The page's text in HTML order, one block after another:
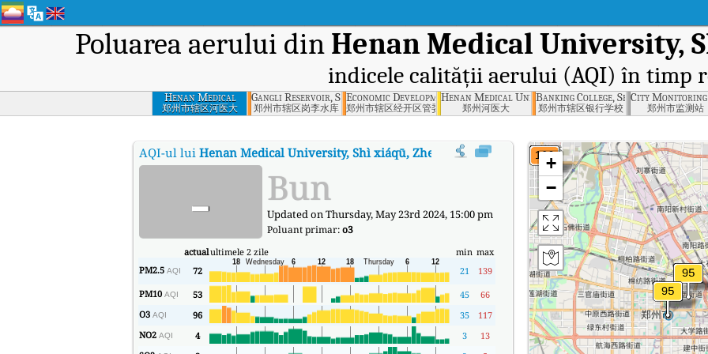
Poluarea aerului din Henan Medical University,
indicele calității aerului (AQI) în timp
Henan Medical
University, Shi
xiaqu, Zhengzhou
郑州市辖区河医大
Gangli Reservoir, Shi xiaqu, Zhengzhou
郑州市辖区岗李水库
Economic Development Zone Management Committee, Shi xiaqu, Zhengzhou
郑州市辖区经开区管委
Henan Medical University, Zhengzhou
郑州河医大
Banking College, Shi xiaqu,
郑州市辖区银行学校
City Monitoring
郑州市监测站
AQI-ul lui Henan Medical University, Shì xiáqū, Zhengzhou:Indicele calității aerului (AQI) în timp real al lui
- Bun
Updated on Thursday, May 23rd 2024, 15:00 pm
Poluant primar:o3
actualultimele 2 zile min max
PM2.5 AQI 72 21
139
PM10 AQI 53 45
66
O3 AQI 96 35
117
NO2 AQI 4 3
13
+
−